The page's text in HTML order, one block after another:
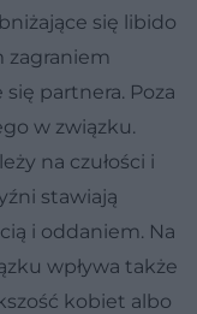
się libido
zagraniem
partnera. Poza
w związku.
na czułości i
stawiają
i oddaniem. Na
wpływa także
kobiet albo